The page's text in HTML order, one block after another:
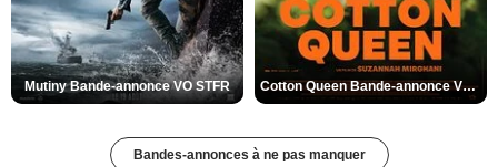
Mutiny Bande-annonce VO STFR Cotton Queen Bande-annonce VO STFR
Bandes-annonces à ne pas manquer